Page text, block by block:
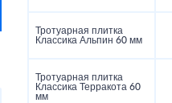
Тротуарная плитка
Классика Альпин 60 мм
Тротуарная плитка
Классика Терракота 60
мм